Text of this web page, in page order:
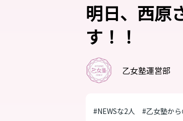
明日、西原
す！！
乙女塾運営部
#NEWSな2人 #乙女塾か